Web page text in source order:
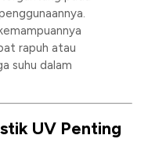
rapuh atau
suhu dalam
UV Penting